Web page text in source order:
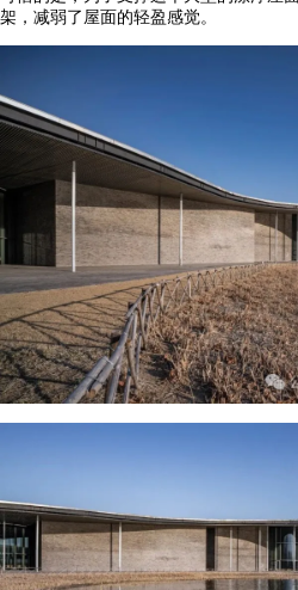
架，减弱了屋面的轻盈感觉。